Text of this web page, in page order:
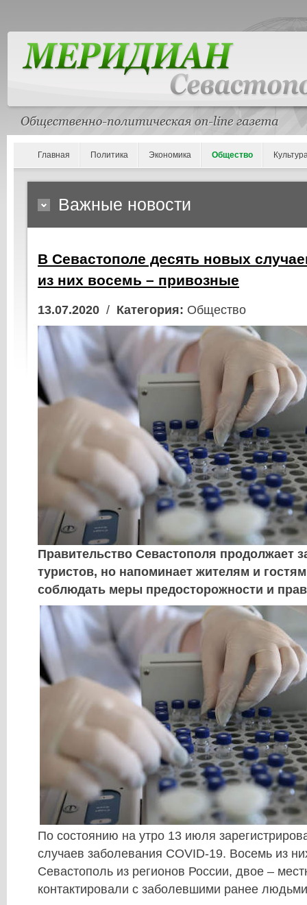
Главная Политика Экономика Общество
Важные новости
В Севастополе десять новых
из них восемь – привозные
13.07.2020 / Категория: Общество
Правительство Севастополя продолжает
туристов, но напоминает жителям и
соблюдать меры предосторожности и
По состоянию на утро 13 июля
случаев заболевания COVID-19. Восемь из
Севастополь из регионов России, двое –
контактировали с заболевшими ранее